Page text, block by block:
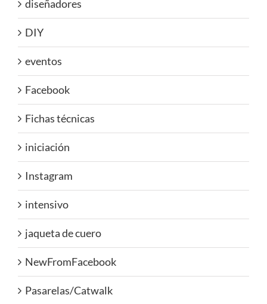
diseñadores
DIY
eventos
Facebook
Fichas técnicas
iniciación
Instagram
intensivo
jaqueta de cuero
NewFromFacebook
Pasarelas/Catwalk